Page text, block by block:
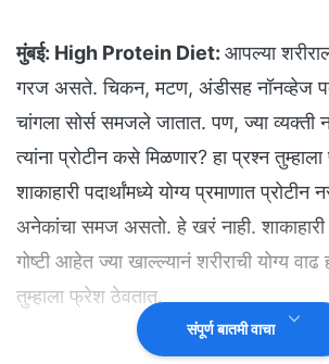
मुंबई: High Protein Diet: आपल्या
गरज असते. चिकन, मटण, अंडीसह नॉनव्हेज
चांगला सोर्स समजले जातात. पण, ज्या व्यक्ती
त्यांना प्रोटीन कसे मिळणार? हा प्रश्न
शाकाहारी पदार्थांमध्ये योग्य प्रमाणात प्रोटीन
अनेकांचा समज असतो. हे खरं नाही. शाकाहारी
गोष्टी आहेत ज्या खाल्ल्यानं शरीराची योग्य वाढ
तुम्हाला फ्रेश ठेवतात.
संपूर्ण बातमी वाचा